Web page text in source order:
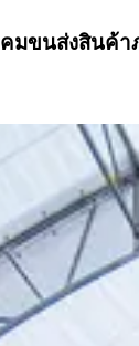
มขนส่งสินค้า